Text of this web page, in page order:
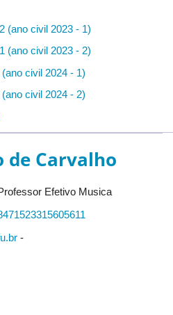
(ano civil 2023 - 1)
(ano civil 2023 - 2)
civil 2024 - 1)
civil 2024 - 2)
de Carvalho
Efetivo Musica
-